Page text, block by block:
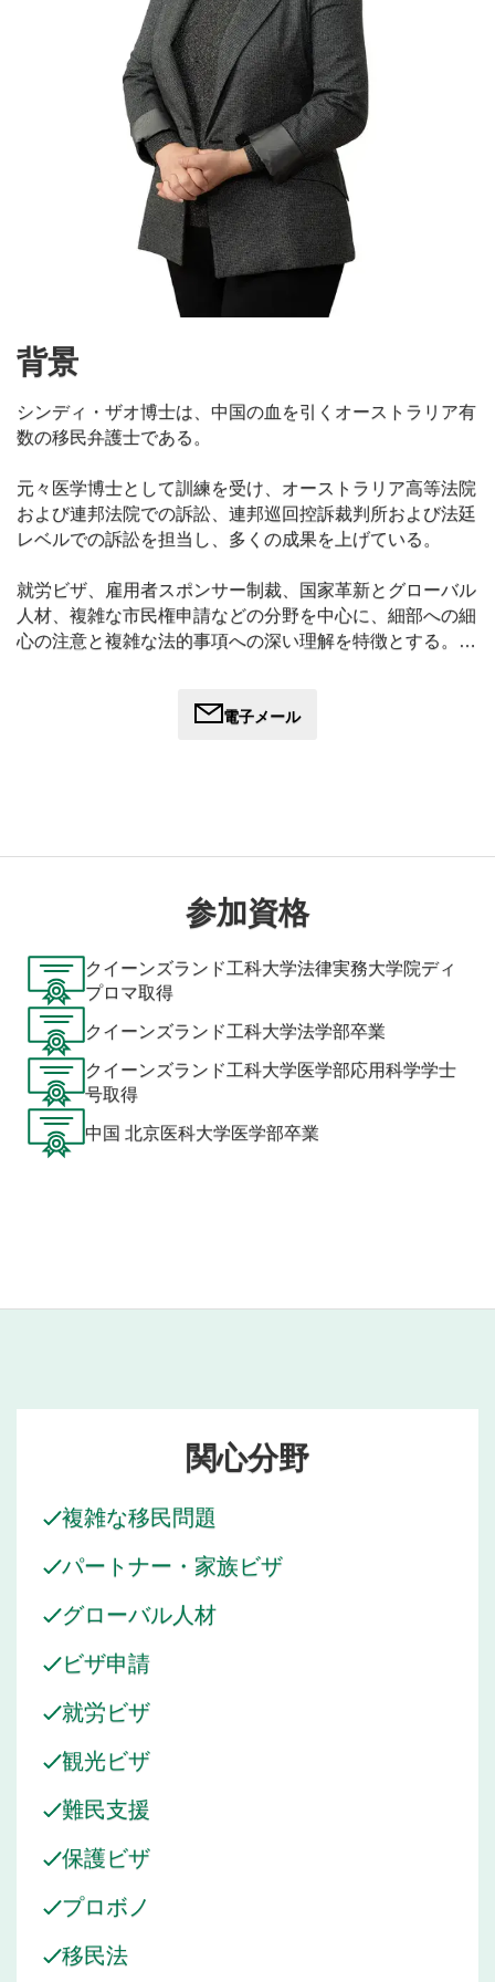
背景
シンディ・ザオ博士は、中国の血を引くオーストラリア有
数の移民弁護士である。
元々医学博士として訓練を受け、オーストラリア高等法院
および連邦法院での訴訟、連邦巡回控訴裁判所および法廷
レベルでの訴訟を担当し、多くの成果を上げている。
就労ビザ、雇用者スポンサー制裁、国家革新とグローバル
人材、複雑な市民権申請などの分野を中心に、細部への細
心の注意と複雑な法的事項への深い理解を特徴とする。自
問題にも精通している。専門分野は、大臣介入、ビザ却下
クライアントの永住権取得に成功し、PIC4007、
PIC4005、Medical Officer of the Commonwealth（連邦医務
シンディ・ザオ博士の成功は、その強い仕事倫理と直接的
なコミュニケーションに裏打ちされており、多くのクライ
アントのビザ申請や不服申し立てにおいて常に良い結果を
もたらしている。中国語に堪能であるため、様々な文化的
背景を持つクライアントと効果的にコミュニケーションを
とり、信頼関係を築くことができる。
電子メール
参加資格
クイーンズランド工科大学法律実務大学院ディ
プロマ取得
クイーンズランド工科大学法学部卒業
クイーンズランド工科大学医学部応用科学学士
号取得
中国 北京医科大学医学部卒業
関心分野
複雑な移民問題
パートナー・家族ビザ
グローバル人材
ビザ申請
就労ビザ
観光ビザ
難民支援
保護ビザ
プロボノ
移民法